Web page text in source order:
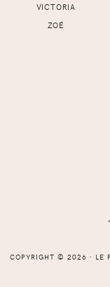
VICTORIA
ZOÉ
COPYRIGHT © 2026 ⸱ LE